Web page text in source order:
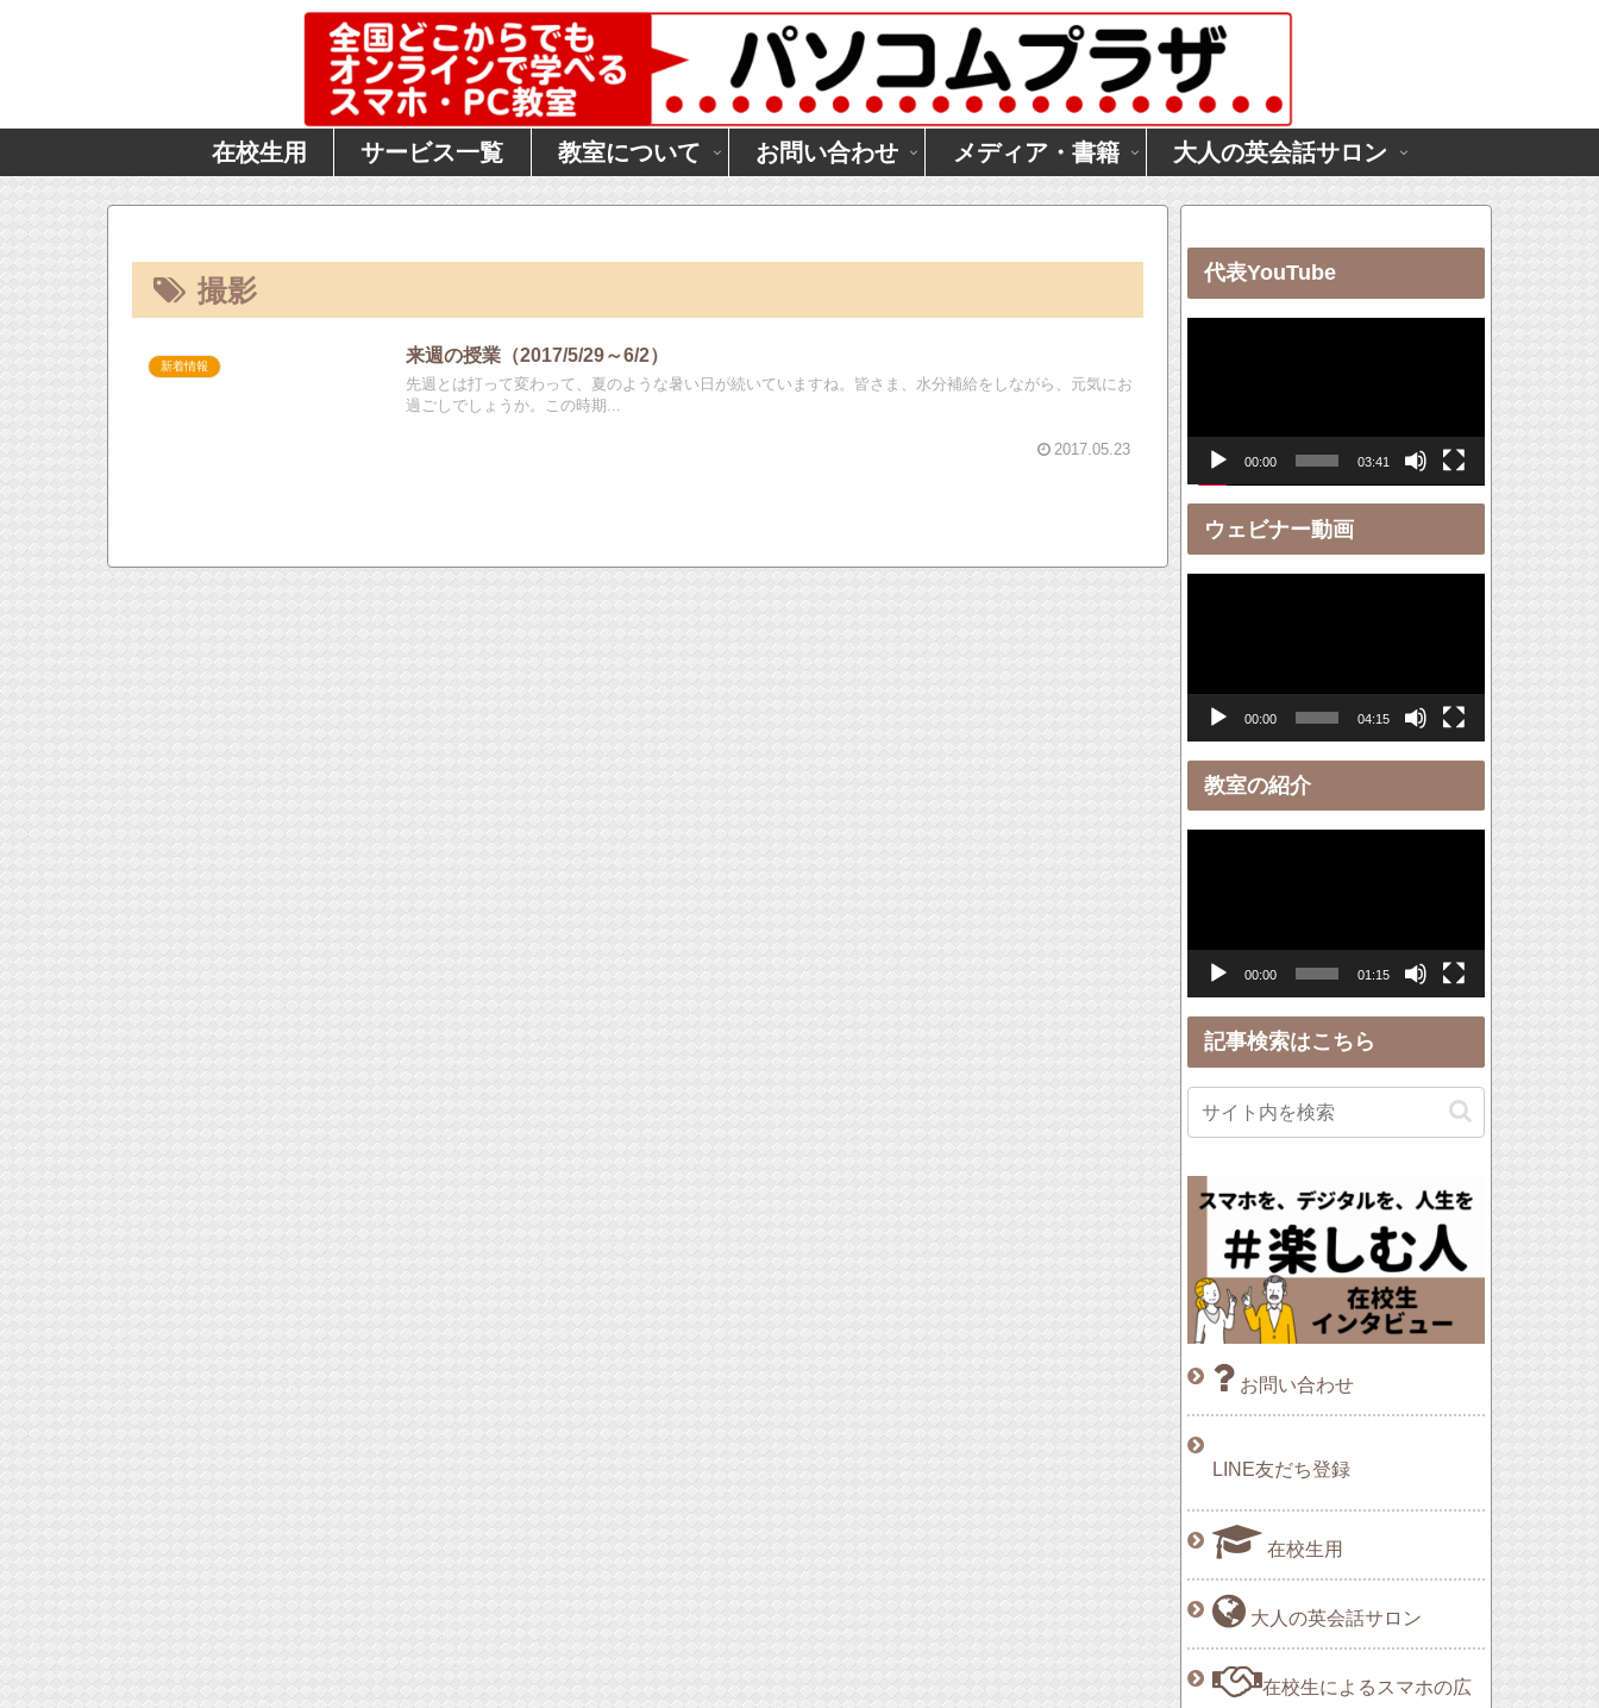
在校生用 サービス一覧 教室について お問い合わせ メディア・書籍 大人の英会話サロン
撮影
新着情報
来週の授業（2017/5/29～6/2）
先週とは打って変わって、夏のような暑い日が続いていますね。皆さま、水分補給をしながら、元気にお
過ごしでしょうか。この時期...
2017.05.23
代表YouTube
レ
ヤ
00:00 03:41
ウェビナー動画
レ
ヤ
ー
00:00 04:15
教室の紹介
レ
ヤ
ー
00:00 01:15
記事検索はこちら
お問い合わせ
LINE友だち登録
在校生用
大人の英会話サロン
在校生によるスマホの広